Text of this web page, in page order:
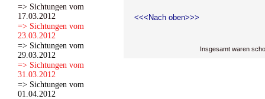
=> Sichtungen vom
17.03.2012
=> Sichtungen vom
23.03.2012
=> Sichtungen vom
29.03.2012
=> Sichtungen vom
31.03.2012
=> Sichtungen vom
01.04.2012
<<<Nach oben>>>
Insgesamt waren